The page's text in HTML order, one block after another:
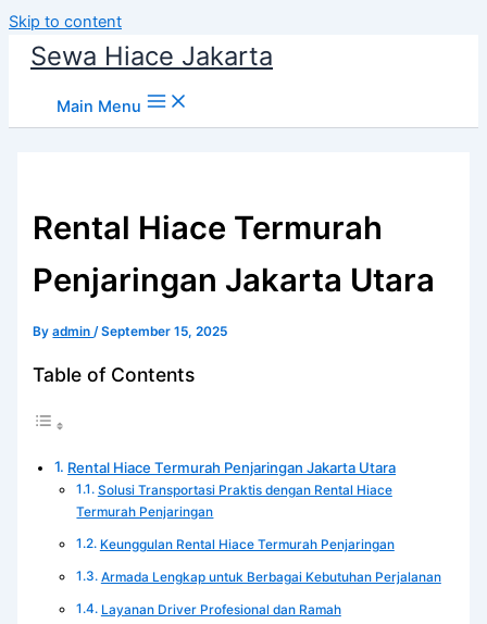
Skip to content
Sewa Hiace Jakarta
Main Menu
Rental Hiace Termurah
Penjaringan Jakarta Utara
Byadmin/September 15, 2025
Table of Contents
Rental Hiace Termurah Penjaringan Jakarta Utara
Solusi Transportasi Praktis dengan Rental Hiace
Termurah Penjaringan
Keunggulan Rental Hiace Termurah Penjaringan
Armada Lengkap untuk Berbagai Kebutuhan Perjalanan
Layanan Driver Profesional dan Ramah